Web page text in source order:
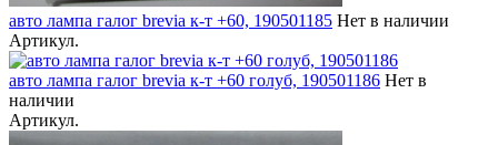
авто лампа галог brevia к-т +60, 190501185 Нет в наличии
Артикул.
авто лампа галог brevia к-т +60 голуб, 190501186 Нет в
наличии
Артикул.